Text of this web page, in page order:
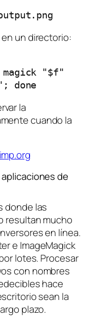
un directorio:
"$f"
la
cuando la
de
donde las
resultan mucho
en línea.
e ImageMagick
lotes. Procesar
con nombres
hace
sean la
plazo.